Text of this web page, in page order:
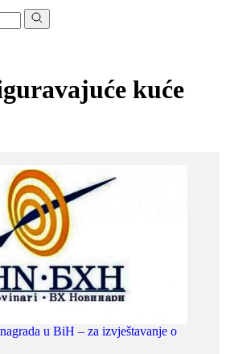
kuće
u BiH – za izvještavanje o